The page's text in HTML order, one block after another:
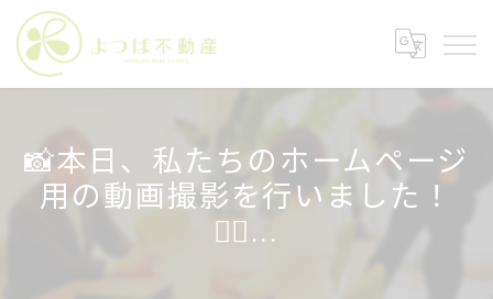
📸本日、私たちのホームページ
用の動画撮影を行いました！
👷‍♀...